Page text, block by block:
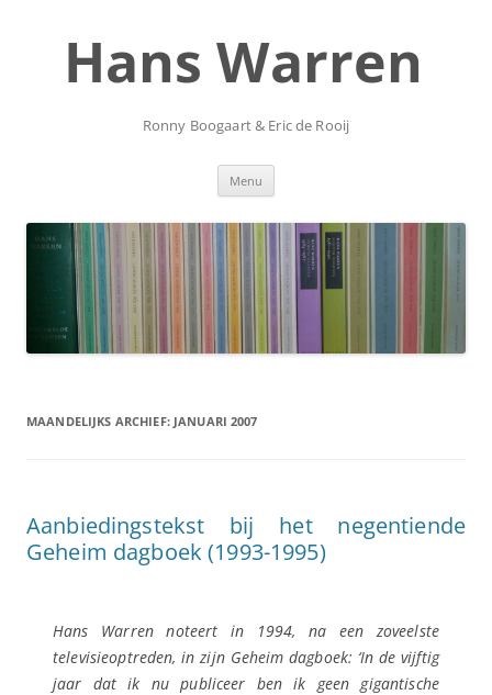
inhoudHans Warren
Ronny Boogaart & Eric de Rooij
Menu
MAANDELIJKS ARCHIEF: JANUARI 2007
Aanbiedingstekst bij het negentiende
Geheim dagboek (1993-1995)
Hans Warren noteert in 1994, na een zoveelste
televisieoptreden, in zijn Geheim dagboek: ‘In de vijftig
jaar dat ik nu publiceer ben ik geen gigantische